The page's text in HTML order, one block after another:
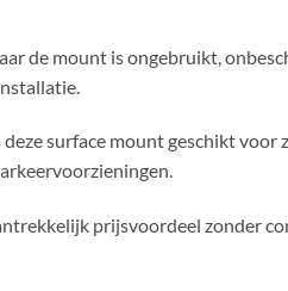
de mount is ongebruikt,
surface mount geschikt
prijsvoordeel zonder